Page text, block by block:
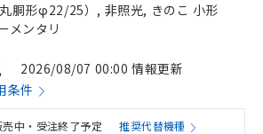
胴形φ22/25）, 非照光, きのこ 小形
メンタリ
2026/08/07 00:00 情報更新
条件
売中・受注終了予定 推奨代替機種